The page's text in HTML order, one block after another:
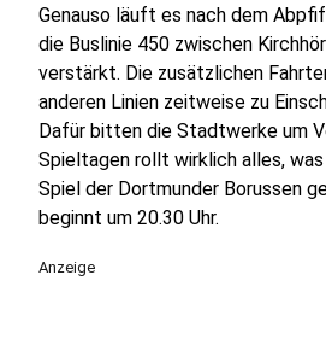
Genauso läuft es nach dem
die Buslinie 450 zwischen
verstärkt. Die zusätzlichen
anderen Linien zeitweise zu
Dafür bitten die Stadtwerke um
Spieltagen rollt wirklich alles, was
Spiel der Dortmunder Borussen
beginnt um 20.30 Uhr.
Anzeige